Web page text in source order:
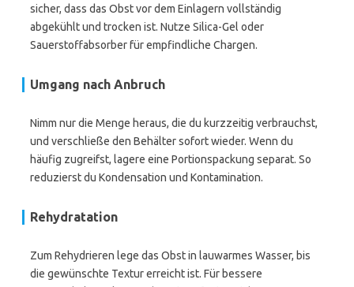
sicher, dass das Obst vor dem Einlagern vollständig
abgekühlt und trocken ist. Nutze Silica-Gel oder
Sauerstoffabsorber für empfindliche Chargen.
Umgang nach Anbruch
Nimm nur die Menge heraus, die du kurzzeitig verbrauchst,
und verschließe den Behälter sofort wieder. Wenn du
häufig zugreifst, lagere eine Portionspackung separat. So
reduzierst du Kondensation und Kontamination.
Rehydratation
Zum Rehydrieren lege das Obst in lauwarmes Wasser, bis
die gewünschte Textur erreicht ist. Für bessere